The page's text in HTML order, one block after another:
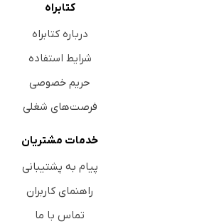
کتابراه
درباره کتابراه
شرایط استفاده
حریم خصوصی
فرصت‌های شغلی
خدمات مشتریان
پیام به پشتیبانی
راهنمای کاربران
تماس با ما